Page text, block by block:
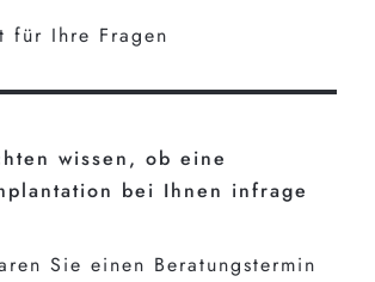
für Ihre Fragen
wissen, ob eine
bei Ihnen infrage
Sie einen Beratungstermin